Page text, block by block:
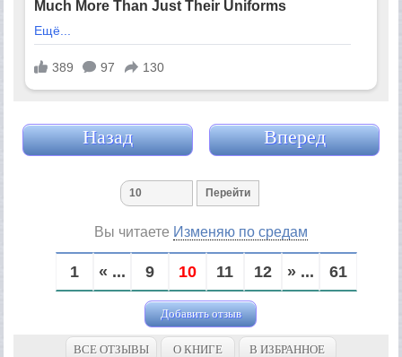
Назад Вперед
Вы читаете Изменяю по средам
1 « ... 9 10 11 12 » ... 61
Добавить отзыв
ВСЕ ОТЗЫВЫ О КНИГЕ В ИЗБРАННОЕ